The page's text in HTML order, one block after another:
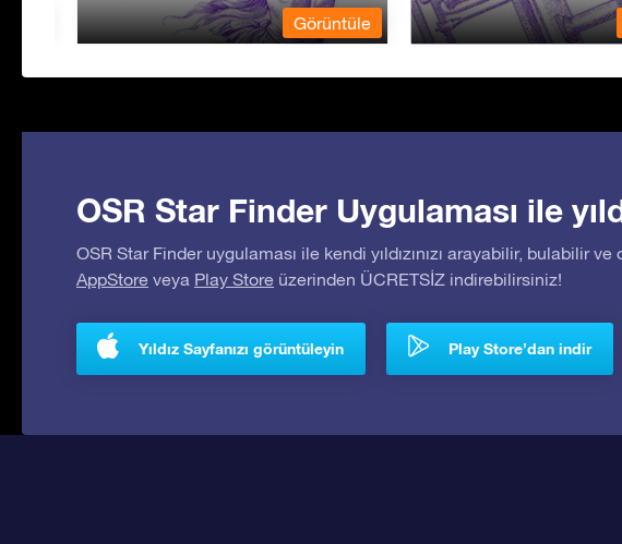
Görüntüle
OSR Star Finder Uygulaması ile
OSR Star Finder uygulaması ile kendi yıldızınızı arayabilir, bulabilir
AppStore veya Play Store üzerinden ÜCRETSİZ indirebilirsiniz!
Yıldız Sayfanızı görüntüleyin Play Store’dan indir